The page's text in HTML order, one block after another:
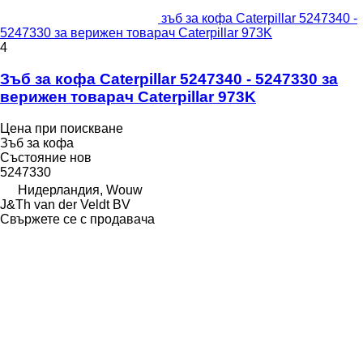
зъб за кофа Caterpillar 5247340 -
5247330 за верижен товарач Caterpillar 973K
4
Зъб за кофа Caterpillar 5247340 - 5247330 за
верижен товарач Caterpillar 973K
Цена при поискване
Зъб за кофа
Състояние нов
5247330
Нидерландия, Wouw
J&Th van der Veldt BV
Свържете се с продавача